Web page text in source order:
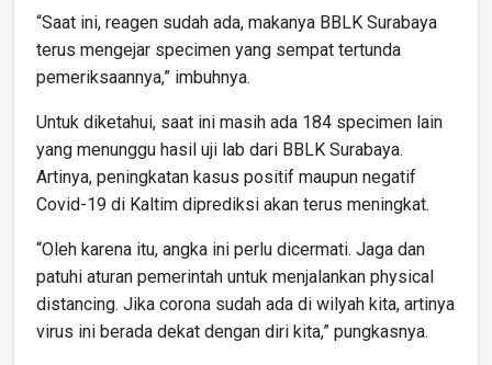
“Saat ini, reagen sudah ada, makanya BBLK Surabaya
terus mengejar specimen yang sempat tertunda
pemeriksaannya,” imbuhnya.
Untuk diketahui, saat ini masih ada 184 specimen lain
yang menunggu hasil uji lab dari BBLK Surabaya.
Artinya, peningkatan kasus positif maupun negatif
Covid-19 di Kaltim diprediksi akan terus meningkat.
“Oleh karena itu, angka ini perlu dicermati. Jaga dan
patuhi aturan pemerintah untuk menjalankan physical
distancing. Jika corona sudah ada di wilyah kita, artinya
virus ini berada dekat dengan diri kita,” pungkasnya.